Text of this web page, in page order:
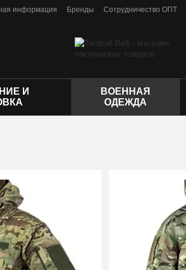
информация Бренды Сотрудничество ОПТ
И
ВОЕННАЯ
ОДЕЖДА